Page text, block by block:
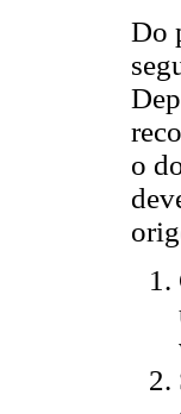
Do
o